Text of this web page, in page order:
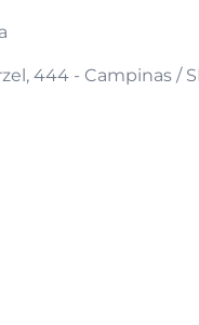
444 - Campinas /